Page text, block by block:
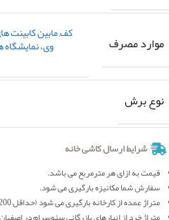
موارد مصرف
کف,مابین کابینت
وی،
نوع برش
قیمت به ازای هر مترمربع می باشد.
سفارش شما مکانیزه بارگیری می شود.
متراژ عمده از کارخانه بارگیری می شود (حداقل 200 مترمربع)
شرایط ارسال کاشی خانه